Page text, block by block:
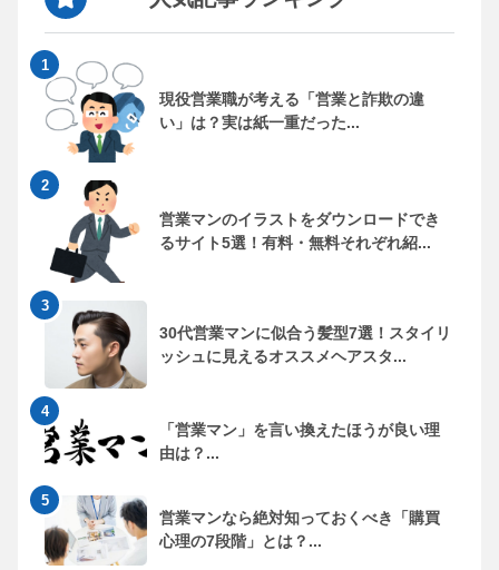
現役営業職が考える「営業と詐欺の違
い」は？実は紙一重だった...
営業マンのイラストをダウンロードでき
るサイト5選！有料・無料それぞれ紹...
30代営業マンに似合う髪型7選！スタイリ
ッシュに見えるオススメヘアスタ...
「営業マン」を言い換えたほうが良い理
由は？...
営業マンなら絶対知っておくべき「購買
心理の7段階」とは？...